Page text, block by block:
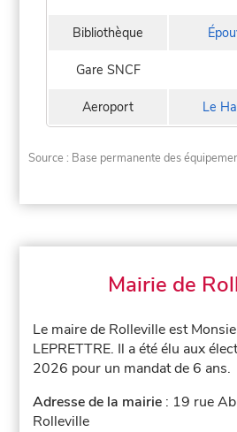
Bibliothèque
Gare SNCF
Aeroport Le
Source : Base permanente des
Mairie de
Le maire de Rolleville est
LEPRETTRE. Il a été élu aux
2026 pour un mandat de 6 ans.
Adresse de la mairie : 19 rue
Rolleville